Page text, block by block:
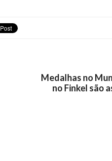
Medalhas no
no Finkel são